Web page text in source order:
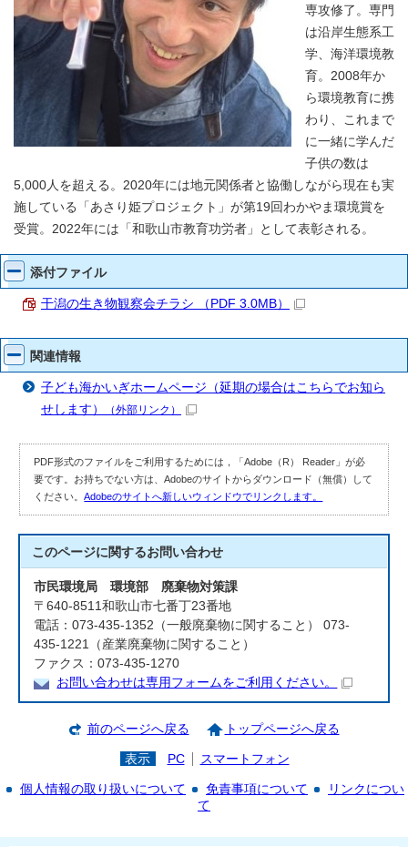
専攻修了。専門
は沿岸生態系工
学、海洋環境教
育。2008年か
ら環境教育に携
わり、これまで
に一緒に学んだ
子供の数は
5,000人を超える。2020年には地元関係者と協働しながら現在も実
施している「あさり姫プロジェクト」が第19回わかやま環境賞を
受賞。2022年には「和歌山市教育功労者」として表彰される。
添付ファイル
干潟の生き物観察会チラシ （PDF 3.0MB）
関連情報
子ども海かいぎホームページ（延期の場合はこちらでお知ら
せします）
（外部リンク）
PDF形式のファイルをご利用するためには，「Adobe（R） Reader」が必
要です。お持ちでない方は、Adobeのサイトからダウンロード（無償）して
ください。Adobeのサイトへ新しいウィンドウでリンクします。
このページに関するお問い合わせ
市民環境局 環境部 廃棄物対策課
〒640-8511和歌山市七番丁23番地
電話：073-435-1352（一般廃棄物に関すること） 073-
435-1221（産業廃棄物に関すること）
ファクス：073-435-1270
お問い合わせは専用フォームをご利用ください。
前のページへ戻る トップページへ戻る
表示 PC スマートフォン
個人情報の取り扱いについて 免責事項について
リンクについ
て